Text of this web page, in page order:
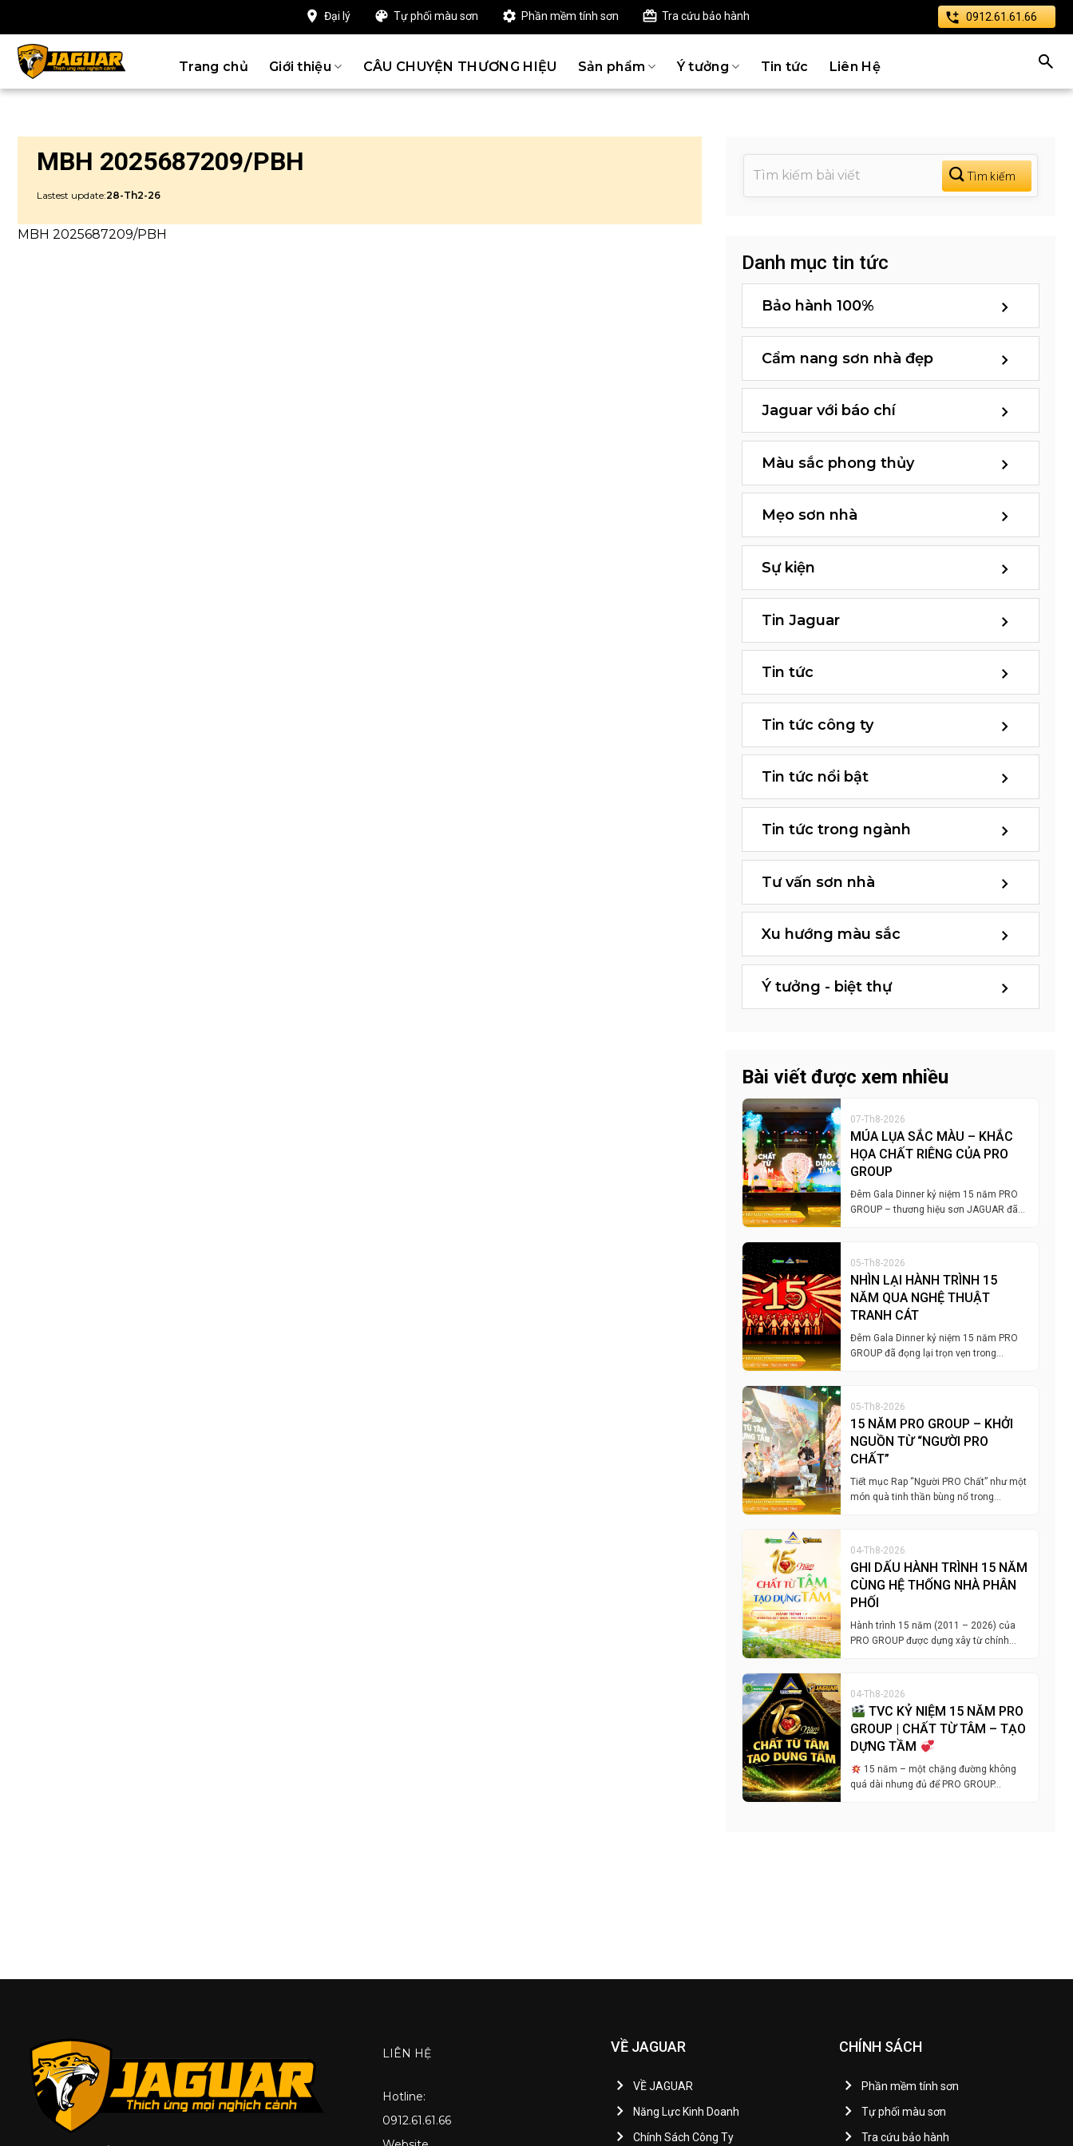
dung
Đại lý Tự phối màu sơn Phần mềm tính sơn Tra cứu bảo hành 0912.61.61.66
Trang chủ Giới thiệu CÂU CHUYỆN THƯƠNG HIỆU Sản phẩm Ý tưởng Tin tức Liên Hệ
MBH 2025687209/PBH
Lastest update:28-Th2-26
MBH 2025687209/PBH
Danh mục tin tức
Bảo hành 100%
Cẩm nang sơn nhà đẹp
Jaguar với báo chí
Màu sắc phong thủy
Mẹo sơn nhà
Sự kiện
Tin Jaguar
Tin tức
Tin tức công ty
Tin tức nổi bật
Tin tức trong ngành
Tư vấn sơn nhà
Xu hướng màu sắc
Ý tưởng - biệt thự
Bài viết được xem nhiều
07-Th8-2026
MÚA LỤA SẮC MÀU – KHẮC
HỌA CHẤT RIÊNG CỦA PRO
GROUP
Đêm Gala Dinner kỷ niệm 15 năm PRO
GROUP – thương hiệu sơn JAGUAR đã…
05-Th8-2026
NHÌN LẠI HÀNH TRÌNH 15
NĂM QUA NGHỆ THUẬT
TRANH CÁT
Đêm Gala Dinner kỷ niệm 15 năm PRO
GROUP đã đọng lại trọn vẹn trong…
05-Th8-2026
15 NĂM PRO GROUP – KHỞI
NGUỒN TỪ “NGƯỜI PRO
CHẤT”
Tiết mục Rap “Người PRO Chất” như một
món quà tinh thần bùng nổ trong…
04-Th8-2026
GHI DẤU HÀNH TRÌNH 15 NĂM
CÙNG HỆ THỐNG NHÀ PHÂN
PHỐI
Hành trình 15 năm (2011 – 2026) của
PRO GROUP được dựng xây từ chính…
04-Th8-2026
TVC KỶ NIỆM 15 NĂM PRO
GROUP | CHẤT TỪ TÂM – TẠO
DỰNG TẦM
15 năm – một chặng đường không
quá dài nhưng đủ để PRO GROUP…
LIÊN HỆ
Hotline:
0912.61.61.66
VỀ JAGUAR
VỀ JAGUAR
Năng Lực Kinh Doanh
Chính Sách Công Ty
CHÍNH SÁCH
Phần mềm tính sơn
Tự phối màu sơn
Tra cứu bảo hành